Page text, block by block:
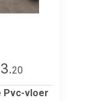
20
Pvc-vloer